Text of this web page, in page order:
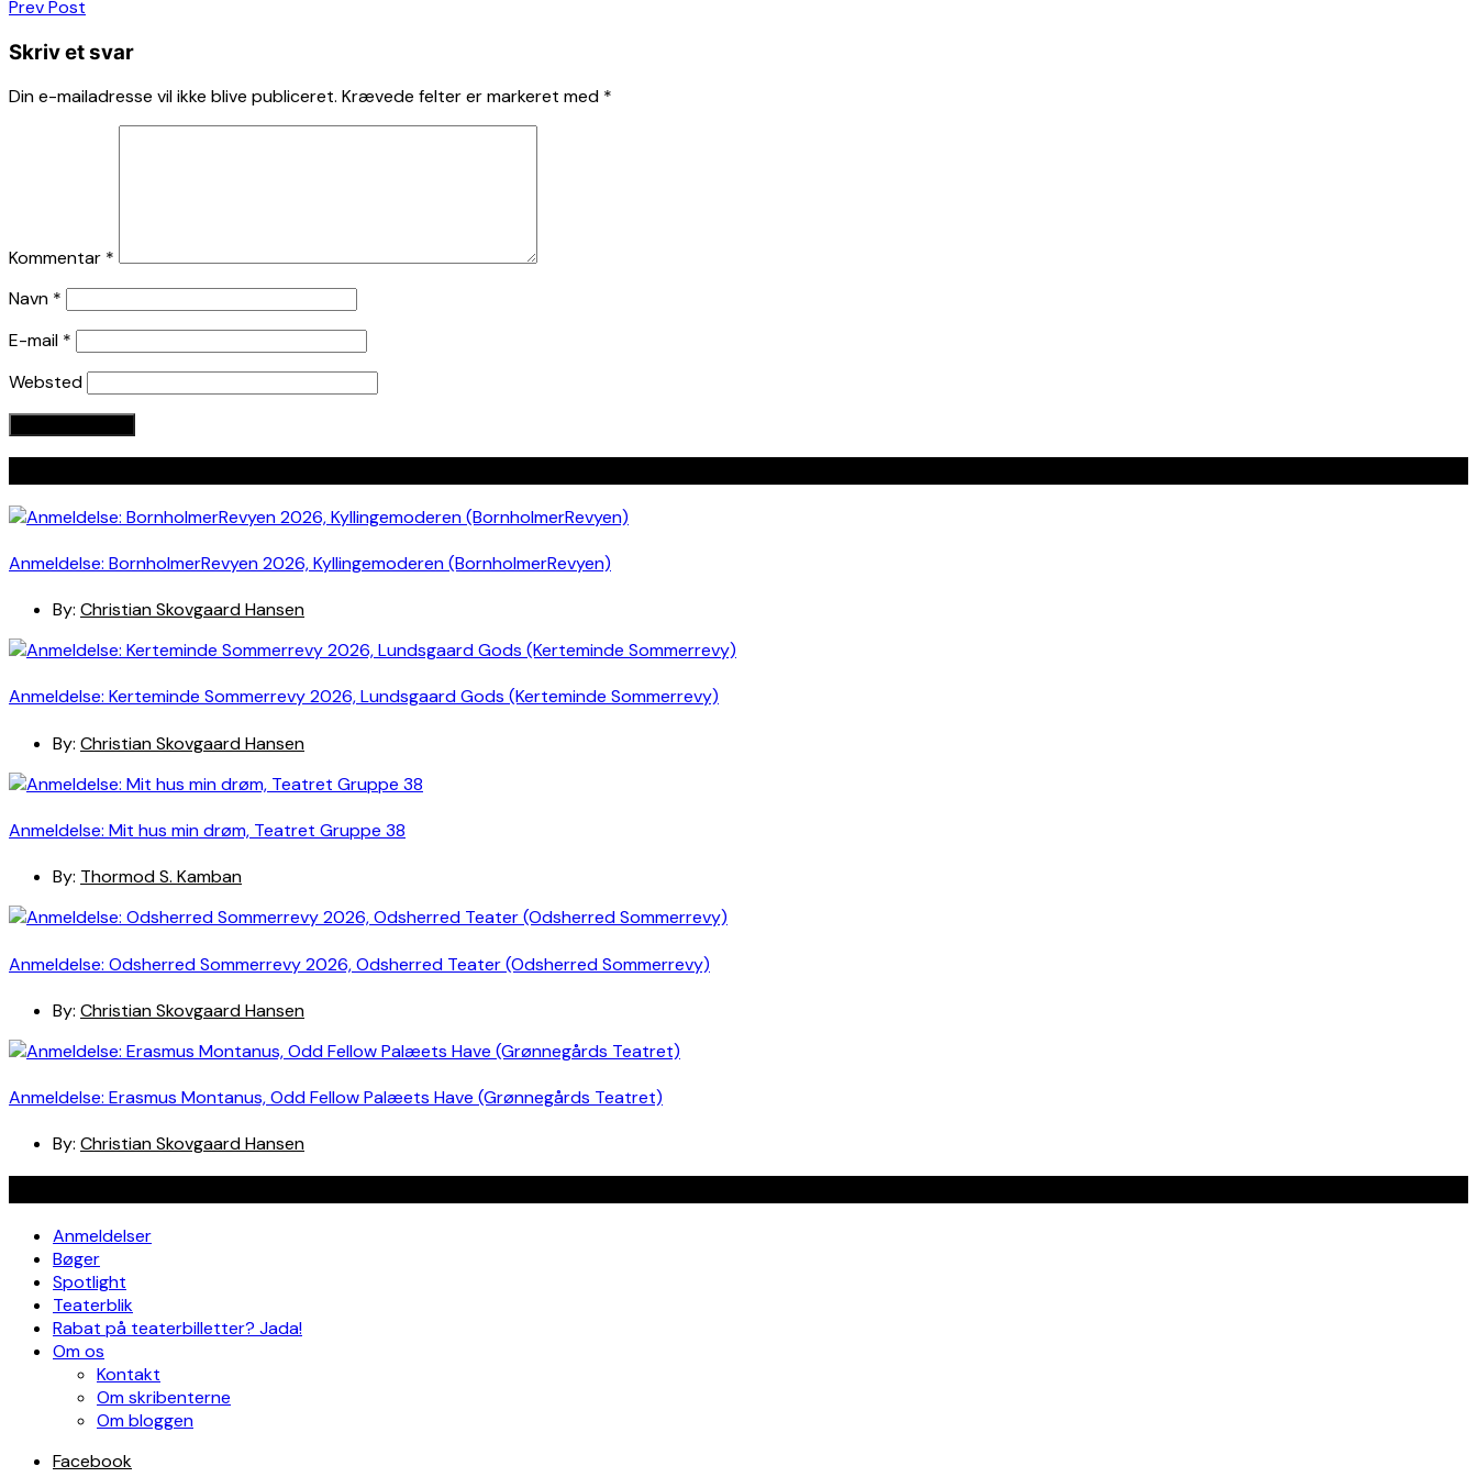
Indlægsnavigation
Prev Post
Skriv et svar
Din e-mailadresse vil ikke blive publiceret. Krævede felter er markeret med *
Kommentar *
Navn *
E-mail *
Websted
Anmeldelse: BornholmerRevyen 2026, Kyllingemoderen (BornholmerRevyen)
By: Christian Skovgaard Hansen
Anmeldelse: Kerteminde Sommerrevy 2026, Lundsgaard Gods (Kerteminde Sommerrevy)
By: Christian Skovgaard Hansen
Anmeldelse: Mit hus min drøm, Teatret Gruppe 38
By: Thormod S. Kamban
Anmeldelse: Odsherred Sommerrevy 2026, Odsherred Teater (Odsherred Sommerrevy)
By: Christian Skovgaard Hansen
Anmeldelse: Erasmus Montanus, Odd Fellow Palæets Have (Grønnegårds Teatret)
By: Christian Skovgaard Hansen
Anmeldelser
Bøger
Spotlight
Teaterblik
Rabat på teaterbilletter? Jada!
Om os
Kontakt
Om skribenterne
Om bloggen
Facebook